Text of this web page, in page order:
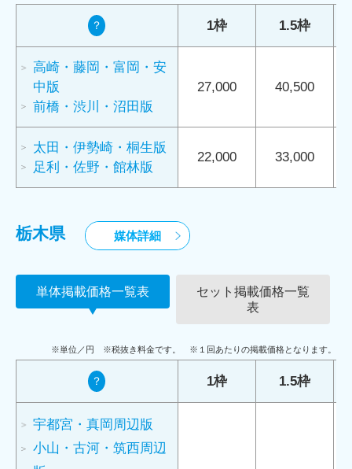
？ 1枠 1.5枠
高崎・藤岡・富岡・安
中版
前橋・渋川・沼田版
27,000 40,500
太田・伊勢崎・桐生版
足利・佐野・館林版
22,000 33,000
栃木県 媒体詳細
単体掲載価格一覧表
セット掲載価格一覧
表
※単位／円 ※税抜き料金です。 ※１回あたりの掲載価格となります。
？ 1枠 1.5枠
宇都宮・真岡周辺版
小山・古河・筑西周辺